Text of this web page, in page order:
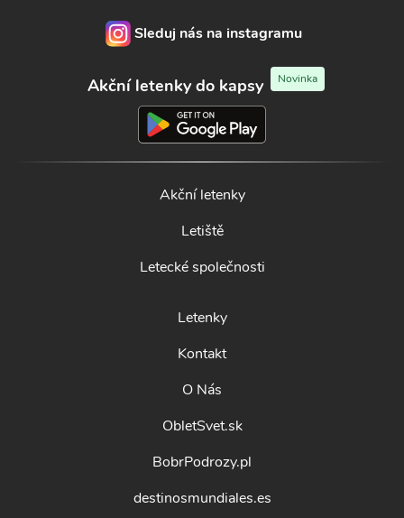
Sleduj nás na instagramu
Akční letenky do kapsy Novinka
Akční letenky
Letiště
Letecké společnosti
Letenky
Kontakt
O Nás
ObletSvet.sk
BobrPodrozy.pl
destinosmundiales.es